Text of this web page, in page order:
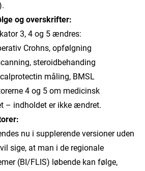
og overskrifter:
3, 4 og 5 ændres:
Crohns, opfølgning
steroidbehanding
måling, BMSL
4 og 5 om medicinsk
– indholdet er ikke ændret.
nu i supplerende versioner uden
sige, at man i de regionale
(BI/FLIS) løbende kan følge,